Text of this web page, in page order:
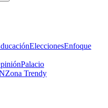
EleccionesEnfoque
Palacio
Zona Trendy